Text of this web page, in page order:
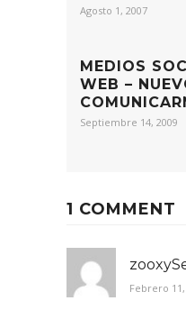
Agosto 1, 2007
MEDIOS
WEB –
Septiembre 14, 2009
1 COMMENT
Febrero 11,